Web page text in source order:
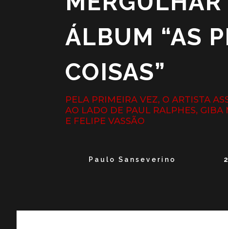
ÁLBUM “AS
COISAS”
PELA PRIMEIRA VEZ, O ARTISTA
AO LADO DE PAUL RALPHES,
E FELIPE VASSÃO
Paulo Sanseverino